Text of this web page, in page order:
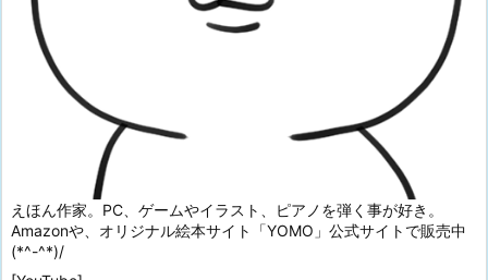
えほん作家。PC、ゲームやイラスト、ピアノを弾く事が好き。
Amazonや、オリジナル絵本サイト「YOMO」公式サイトで販売中
(*^-^*)/